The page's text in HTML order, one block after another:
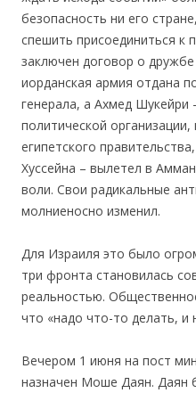
безопасность ни его
спешить присоединиться к
заключен договор о
иорданскaя армия отдана
генерала, а Ахмед Шукейри
политической
египетского
Хуссейна – вылетел в
воли. Свои радикальные
молниеносно изменил.
Для Израиля это было
три фронта становилась
реальностью.
что «надо что-то делать, и
Вечером 1 июня на пост
назначен Моше Даян. Даян